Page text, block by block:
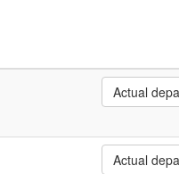
Actual
Actual